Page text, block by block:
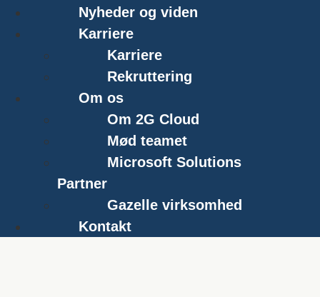
Nyheder og viden
Karriere
Karriere
Rekruttering
Om os
Om 2G Cloud
Mød teamet
Microsoft Solutions
Partner
Gazelle virksomhed
Kontakt